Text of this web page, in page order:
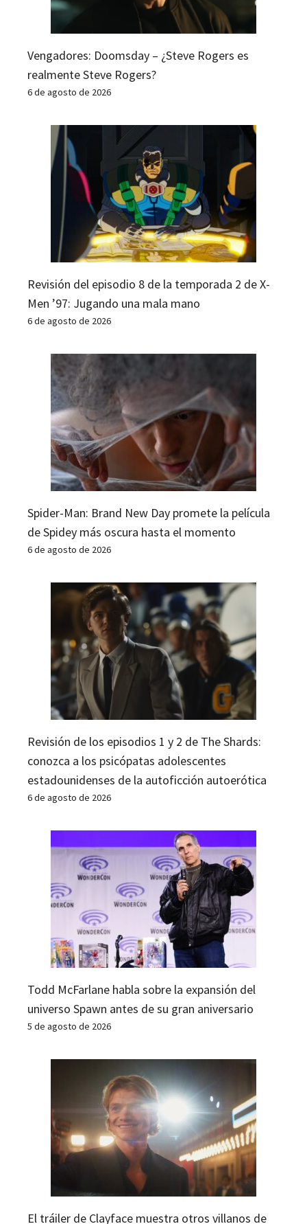
Vengadores: Doomsday – ¿Steve Rogers es
realmente Steve Rogers?
6 de agosto de 2026
Revisión del episodio 8 de la temporada 2 de X-
Men ’97: Jugando una mala mano
6 de agosto de 2026
Spider-Man: Brand New Day promete la película
de Spidey más oscura hasta el momento
6 de agosto de 2026
Revisión de los episodios 1 y 2 de The Shards:
conozca a los psicópatas adolescentes
estadounidenses de la autoficción autoerótica
6 de agosto de 2026
Todd McFarlane habla sobre la expansión del
universo Spawn antes de su gran aniversario
5 de agosto de 2026
El tráiler de Clayface muestra otros villanos de